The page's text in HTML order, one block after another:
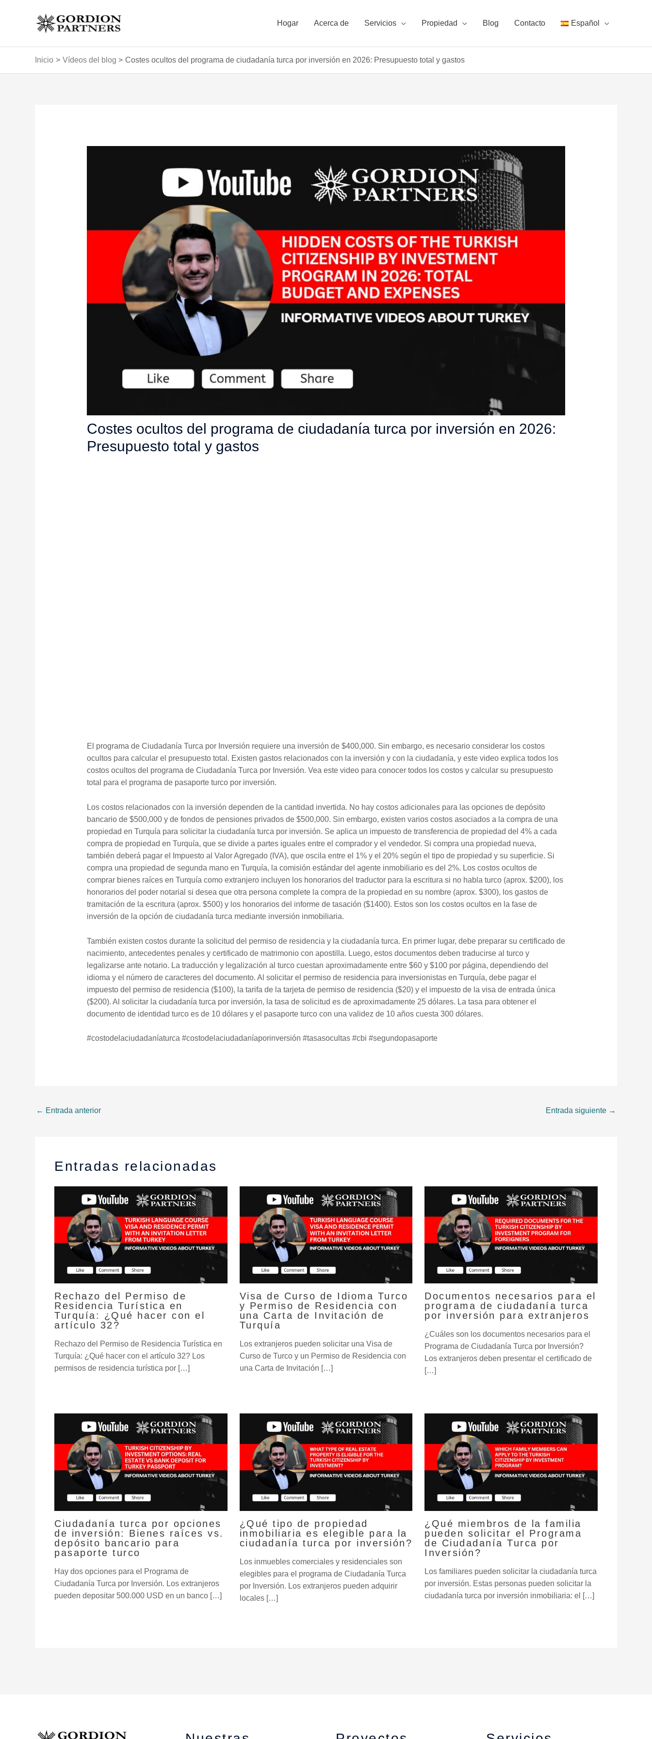
Hogar Acerca de Servicios Propiedad Blog Contacto Español
Inicio Vídeos del blog Costes ocultos del programa de ciudadanía turca por inversión en 2026: Presupuesto total y gastos
Costes ocultos del programa de ciudadanía turca por inversión en 2026:
Presupuesto total y gastos
El programa de Ciudadanía Turca por Inversión requiere una inversión de $400,000. Sin embargo, es necesario considerar los costos
ocultos para calcular el presupuesto total. Existen gastos relacionados con la inversión y con la ciudadanía, y este video explica todos los
costos ocultos del programa de Ciudadanía Turca por Inversión. Vea este video para conocer todos los costos y calcular su presupuesto
total para el programa de pasaporte turco por inversión.
Los costos relacionados con la inversión dependen de la cantidad invertida. No hay costos adicionales para las opciones de depósito
bancario de $500,000 y de fondos de pensiones privados de $500,000. Sin embargo, existen varios costos asociados a la compra de una
propiedad en Turquía para solicitar la ciudadanía turca por inversión. Se aplica un impuesto de transferencia de propiedad del 4% a cada
compra de propiedad en Turquía, que se divide a partes iguales entre el comprador y el vendedor. Si compra una propiedad nueva,
también deberá pagar el Impuesto al Valor Agregado (IVA), que oscila entre el 1% y el 20% según el tipo de propiedad y su superficie. Si
compra una propiedad de segunda mano en Turquía, la comisión estándar del agente inmobiliario es del 2%. Los costos ocultos de
comprar bienes raíces en Turquía como extranjero incluyen los honorarios del traductor para la escritura si no habla turco (aprox. $200), los
honorarios del poder notarial si desea que otra persona complete la compra de la propiedad en su nombre (aprox. $300), los gastos de
tramitación de la escritura (aprox. $500) y los honorarios del informe de tasación ($1400). Estos son los costos ocultos en la fase de
inversión de la opción de ciudadanía turca mediante inversión inmobiliaria.
También existen costos durante la solicitud del permiso de residencia y la ciudadanía turca. En primer lugar, debe preparar su certificado de
nacimiento, antecedentes penales y certificado de matrimonio con apostilla. Luego, estos documentos deben traducirse al turco y
legalizarse ante notario. La traducción y legalización al turco cuestan aproximadamente entre $60 y $100 por página, dependiendo del
idioma y el número de caracteres del documento. Al solicitar el permiso de residencia para inversionistas en Turquía, debe pagar el
impuesto del permiso de residencia ($100), la tarifa de la tarjeta de permiso de residencia ($20) y el impuesto de la visa de entrada única
($200). Al solicitar la ciudadanía turca por inversión, la tasa de solicitud es de aproximadamente 25 dólares. La tasa para obtener el
documento de identidad turco es de 10 dólares y el pasaporte turco con una validez de 10 años cuesta 300 dólares.
#costodelaciudadaníaturca #costodelaciudadaníaporinversión #tasasocultas #cbi #segundopasaporte
← Entrada anterior Entrada siguiente →
Entradas relacionadas
Rechazo del Permiso de
Residencia Turística en
Turquía: ¿Qué hacer con el
artículo 32?
Rechazo del Permiso de Residencia Turística en
Turquía: ¿Qué hacer con el artículo 32? Los
permisos de residencia turística por […]
Visa de Curso de Idioma Turco
y Permiso de Residencia con
una Carta de Invitación de
Turquía
Los extranjeros pueden solicitar una Visa de
Curso de Turco y un Permiso de Residencia con
una Carta de Invitación […]
Documentos necesarios para el
programa de ciudadanía turca
por inversión para extranjeros
¿Cuáles son los documentos necesarios para el
Programa de Ciudadanía Turca por Inversión?
Los extranjeros deben presentar el certificado de
[…]
Ciudadanía turca por opciones
de inversión: Bienes raíces vs.
depósito bancario para
pasaporte turco
Hay dos opciones para el Programa de
Ciudadanía Turca por Inversión. Los extranjeros
pueden depositar 500.000 USD en un banco […]
¿Qué tipo de propiedad
inmobiliaria es elegible para la
ciudadanía turca por inversión?
Los inmuebles comerciales y residenciales son
elegibles para el programa de Ciudadanía Turca
por Inversión. Los extranjeros pueden adquirir
locales […]
¿Qué miembros de la familia
pueden solicitar el Programa
de Ciudadanía Turca por
Inversión?
Los familiares pueden solicitar la ciudadanía turca
por inversión. Estas personas pueden solicitar la
ciudadanía turca por inversión inmobiliaria: el […]